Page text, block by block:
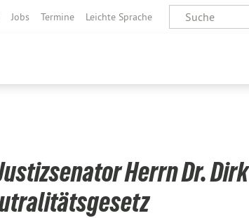
Jobs Termine Leichte Sprache
Herrn Dr. Dirk